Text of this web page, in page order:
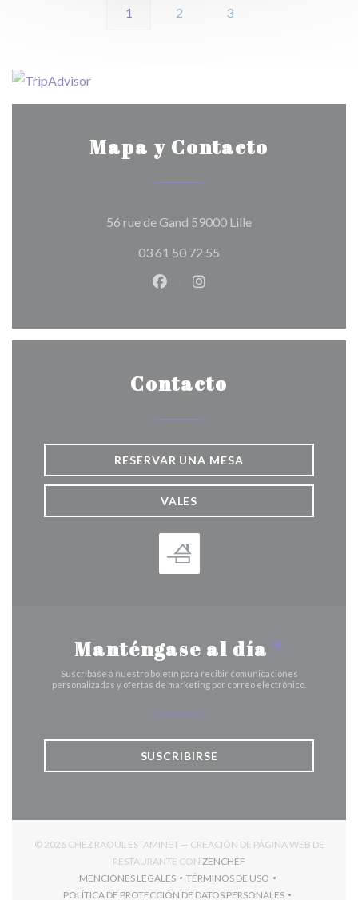
1 2 3
Mapa y Contacto
56 rue de Gand 59000 Lille((abre en una
03 61 50 72 55
Facebook ((abre en una nueva
Instagram ((abre en una
Contacto
RESERVAR UNA MESA
VALES
Manténgase al día *
Suscríbase a nuestro boletín para recibir comunicaciones
personalizadas y ofertas de marketing por correo electrónico.
SUSCRIBIRSE
© 2026 CHEZ RAOUL ESTAMINET — CREACIÓN DE PÁGINA WEB DE
RESTAURANTE CON ZENCHEF
MENCIONES LEGALES
((ABRE EN UNA NUEVA VENTANA))
TÉRMINOS DE USO
((ABRE EN UNA NUEVA
POLÍTICA DE PROTECCIÓN DE DATOS PERSONALES